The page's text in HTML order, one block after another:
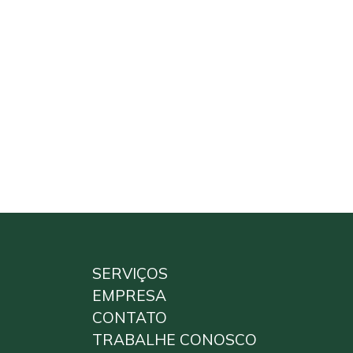
SERVIÇOS
EMPRESA
CONTATO
TRABALHE CONOSCO